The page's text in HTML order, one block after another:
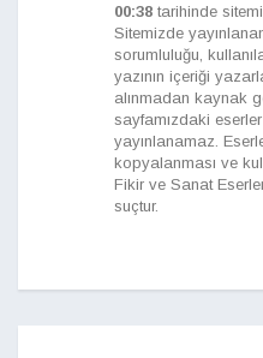
00:38 tarihinde
Sitemizde
sorumluluğu,
yazının içeriği
alınmadan kaynak
sayfamızdaki
yayınlanamaz.
kopyalanması ve
Fikir ve Sanat
suçtur.